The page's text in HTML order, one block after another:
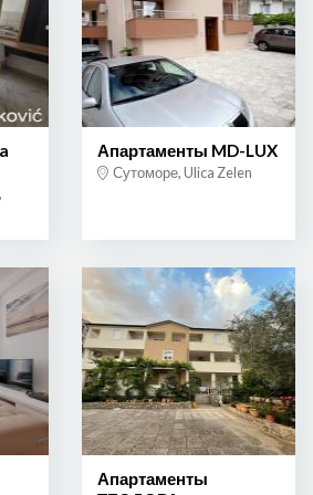
Апартаменты MD-LUX
Сутоморе, Ulica Zelen
Апартаменты